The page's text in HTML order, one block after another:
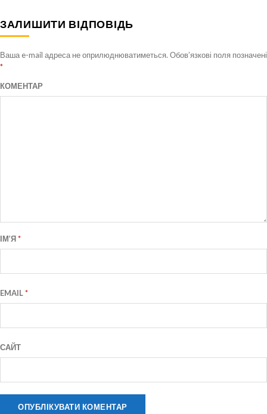
ЗАЛИШИТИ ВІДПОВІДЬ
Ваша e-mail адреса не оприлюднюватиметься. Обов’язкові поля позначені
*
КОМЕНТАР
ІМ’Я*
EMAIL*
САЙТ